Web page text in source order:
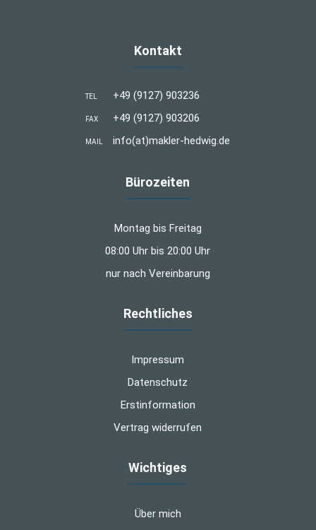
Kontakt
TEL +49 (9127) 903236
FAX +49 (9127) 903206
MAIL info(at)makler-hedwig.de
Bürozeiten
Montag bis Freitag
08:00 Uhr bis 20:00 Uhr
nur nach Vereinbarung
Rechtliches
Impressum
Datenschutz
Erstinformation
Vertrag widerrufen
Wichtiges
Über mich